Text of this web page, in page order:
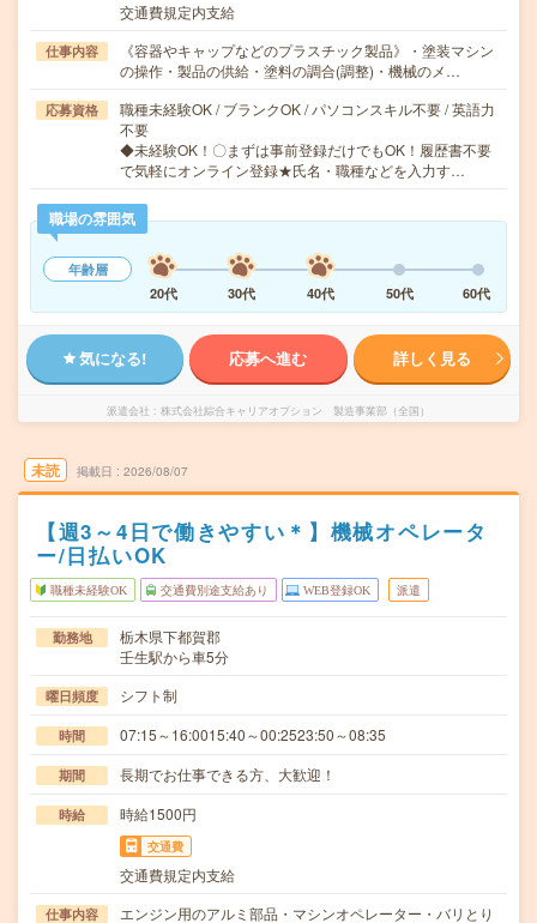
交通費規定内支給
仕事内容
《容器やキャップなどのプラスチック製品》・塗装マシン
の操作・製品の供給・塗料の調合(調整)・機械のメ…
応募資格
職種未経験OK / ブランクOK / パソコンスキル不要 / 英語力
不要
◆未経験OK！〇まずは事前登録だけでもOK！履歴書不要
で気軽にオンライン登録★氏名・職種などを入力す…
職場の雰囲気
年齢層
20代
30代 40代 50代 60代
気になる! 応募へ進む 詳しく見る
派遣会社 株式会社綜合キャリアオプション 製造事業部（全国）
未読 掲載日 2026/08/07
【週3～4日で働きやすい＊】機械オペレータ
ー/日払いOK
職種未経験OK 交通費別途支給あり WEB登録OK 派遣
勤務地
栃木県下都賀郡
壬生駅から車5分
曜日頻度 シフト制
時間 07:15～16:0015:40～00:2523:50～08:35
期間 長期でお仕事できる方、大歓迎！
時給 時給1500円
交通費
交通費規定内支給
仕事内容 エンジン用のアルミ部品・マシンオペレーター・バリとり